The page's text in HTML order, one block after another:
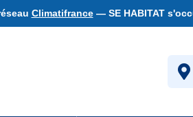
Climatifrance— SE HABITAT